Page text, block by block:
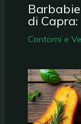
di
Contorni e